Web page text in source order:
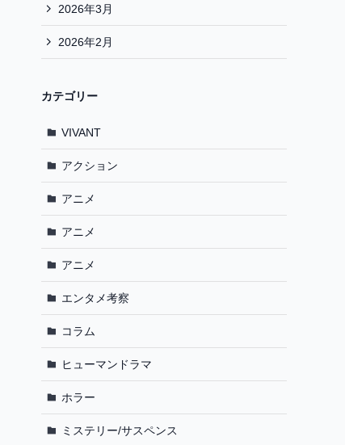
2026年3月
2026年2月
カテゴリー
VIVANT
アクション
アニメ
アニメ
アニメ
エンタメ考察
コラム
ヒューマンドラマ
ホラー
ミステリー/サスペンス